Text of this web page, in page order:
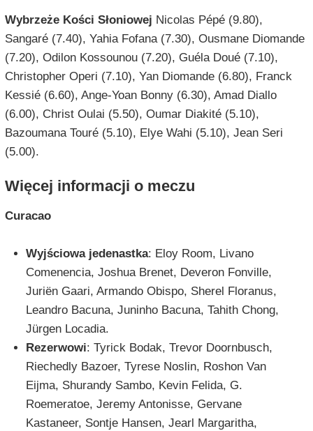
Wybrzeże Kości Słoniowej Nicolas Pépé (9.80),
Sangaré (7.40), Yahia Fofana (7.30), Ousmane Diomande
(7.20), Odilon Kossounou (7.20), Guéla Doué (7.10),
Christopher Operi (7.10), Yan Diomande (6.80), Franck
Kessié (6.60), Ange-Yoan Bonny (6.30), Amad Diallo
(6.00), Christ Oulai (5.50), Oumar Diakité (5.10),
Bazoumana Touré (5.10), Elye Wahi (5.10), Jean Seri
(5.00).
Więcej informacji o meczu
Curacao
Wyjściowa jedenastka: Eloy Room, Livano
Comenencia, Joshua Brenet, Deveron Fonville,
Juriën Gaari, Armando Obispo, Sherel Floranus,
Leandro Bacuna, Juninho Bacuna, Tahith Chong,
Jürgen Locadia.
Rezerwowi: Tyrick Bodak, Trevor Doornbusch,
Riechedly Bazoer, Tyrese Noslin, Roshon Van
Eijma, Shurandy Sambo, Kevin Felida, G.
Roemeratoe, Jeremy Antonisse, Gervane
Kastaneer, Sontje Hansen, Jearl Margaritha,